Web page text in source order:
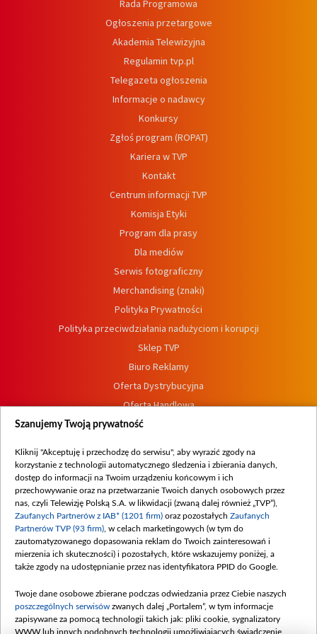
Rada Programowa
Ogłoszenia przetargowe
Akademia Telewizyjna
Regulamin tvp.pl
Telegazeta ogłoszenia
Informacje o nadawcy
Konkursy
Zgłoś program (ROPAT)
Kariera w TVP
Kontakt
Centrum informacji TVP
Komisja Etyki
Program dla prasy
Dla mediów
Serwis fotograficzny
Merchandising (znaki)
Polityka Prywatności
Polityka przeciwdziałania nadużyciom i korupcji
Sklep TVP
Biuro Reklamy
Oferta Dystrybucyjna
Oferta Handlowa
Dostępność
Procedura zgłoszeń wewnętrznych
Szanujemy Twoją prywatność
Kliknij "Akceptuję i przechodzę do serwisu", aby wyrazić zgody na
korzystanie z technologii automatycznego śledzenia i zbierania danych,
dostęp do informacji na Twoim urządzeniu końcowym i ich
przechowywanie oraz na przetwarzanie Twoich danych osobowych przez
nas, czyli Telewizję Polską S.A. w likwidacji (zwaną dalej również „TVP”),
Zaufanych Partnerów z IAB* (1201 firm) oraz pozostałych Zaufanych
Partnerów TVP (93 firm) , w celach marketingowych (w tym do
zautomatyzowanego dopasowania reklam do Twoich zainteresowań i
mierzenia ich skuteczności) i pozostałych, które wskazujemy poniżej, a
także zgody na udostępnianie przez nas identyfikatora PPID do Google.
Twoje dane osobowe zbierane podczas odwiedzania przez Ciebie naszych
poszczególnych serwisów zwanych dalej „Portalem”, w tym informacje
zapisywane za pomocą technologii takich jak: pliki cookie, sygnalizatory
WWW lub innych podobnych technologii umożliwiających świadczenie